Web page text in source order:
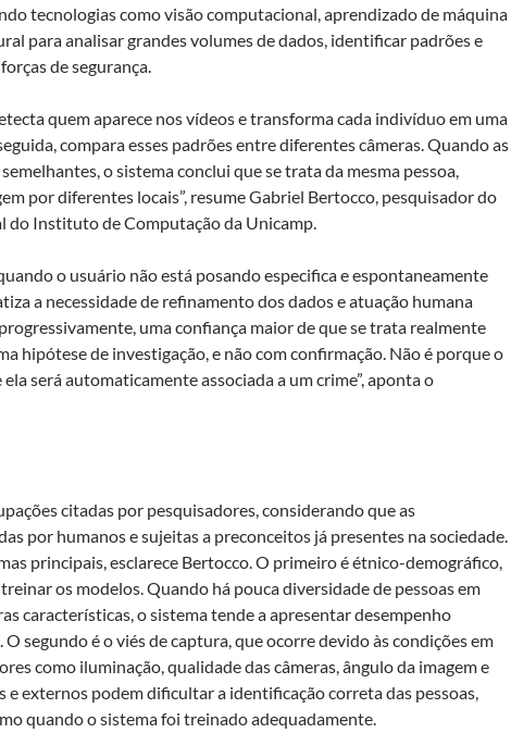
tecnologias como visão computacional, aprendizado de máquina
para analisar grandes volumes de dados, identificar padrões e
de segurança.
quem aparece nos vídeos e transforma cada indivíduo em uma
compara esses padrões entre diferentes câmeras. Quando as
o sistema conclui que se trata da mesma pessoa,
por diferentes locais”, resume Gabriel Bertocco, pesquisador do
Instituto de Computação da Unicamp.
o usuário não está posando especifica e espontaneamente
a necessidade de refinamento dos dados e atuação humana
uma confiança maior de que se trata realmente
hipótese de investigação, e não com confirmação. Não é porque o
será automaticamente associada a um crime”, aponta o
citadas por pesquisadores, considerando que as
por humanos e sujeitas a preconceitos já presentes na sociedade.
principais, esclarece Bertocco. O primeiro é étnico-demográfico,
os modelos. Quando há pouca diversidade de pessoas em
características, o sistema tende a apresentar desempenho
segundo é o viés de captura, que ocorre devido às condições em
como iluminação, qualidade das câmeras, ângulo da imagem e
externos podem dificultar a identificação correta das pessoas,
quando o sistema foi treinado adequadamente.